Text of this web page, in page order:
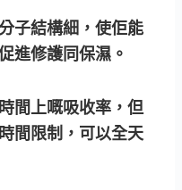
子結構細，使佢能
進修護同保濕。
間上嘅吸收率，但
間限制，可以全天